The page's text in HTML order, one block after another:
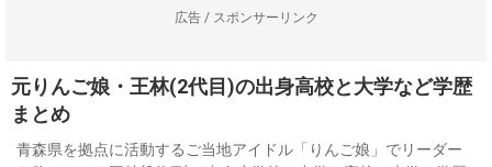
広告 / スポンサーリンク
元りんご娘・王林(2代目)の出身高校と大学など学歴
まとめ
青森県を拠点に活動するご当地アイドル「りんご娘」でリーダー